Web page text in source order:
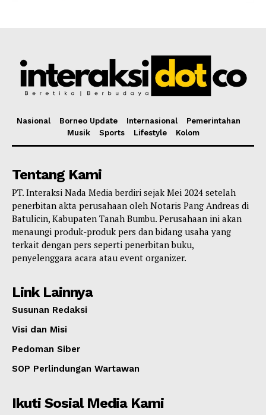
Nasional Borneo Update Internasional
Pemerintahan
Musik
Sports Lifestyle Kolom
Tentang Kami
PT. Interaksi Nada Media berdiri sejak Mei 2024 setelah
penerbitan akta perusahaan oleh Notaris Pang Andreas di
Batulicin, Kabupaten Tanah Bumbu. Perusahaan ini akan
menaungi produk-produk pers dan bidang usaha yang
terkait dengan pers seperti penerbitan buku,
penyelenggara acara atau event organizer.
Link Lainnya
Susunan Redaksi
Visi dan Misi
Pedoman Siber
SOP Perlindungan Wartawan
Ikuti Sosial Media Kami